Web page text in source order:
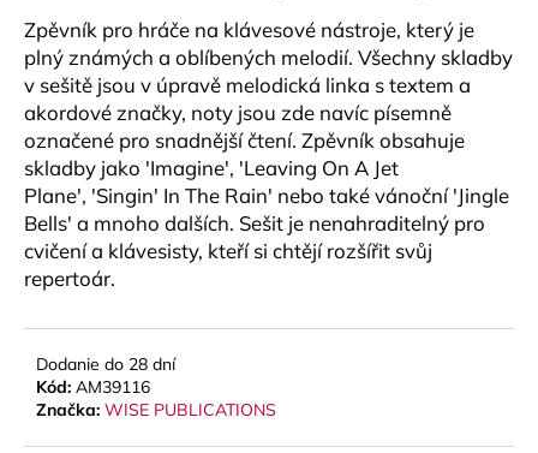
5
hviezdičiek.
Zpěvník pro hráče na klávesové nástroje, který je
plný známých a oblíbených melodií. Všechny skladby
v sešitě jsou v úpravě melodická linka s textem a
akordové značky, noty jsou zde navíc písemně
označené pro snadnější čtení. Zpěvník obsahuje
skladby jako 'Imagine', 'Leaving On A Jet
Plane', 'Singin' In The Rain' nebo také vánoční 'Jingle
Bells' a mnoho dalších. Sešit je nenahraditelný pro
cvičení a klávesisty, kteří si chtějí rozšířit svůj
repertoár.
Dodanie do 28 dní
Kód: AM39116
Značka: WISE PUBLICATIONS
HĽADAŤ
O
d
p
o
r
ú
a
m